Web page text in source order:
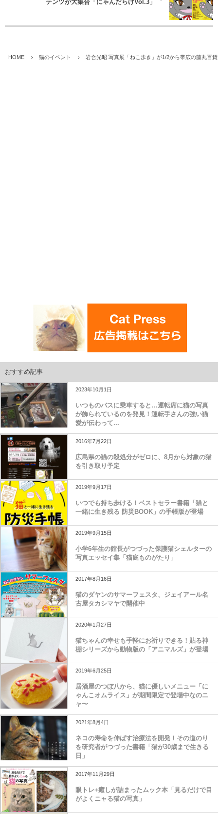
テンツが大集合「にゃんだらけVol.3」
HOME 猫のイベント 岩合光昭 写真展「ねこ歩き」が1/2から帯広の藤丸百
おすすめ記事
2023年10月1日
いつものバスに乗車すると…運転席に猫の写真
が飾られているのを発見！運転手さんの強い猫
愛が伝わって...
2016年7月22日
広島県の猫の殺処分がゼロに、8月から対象の猫
を引き取り予定
2019年9月17日
いつでも持ち歩ける！ベストセラー書籍「猫と
一緒に生き残る 防災BOOK」の手帳版が登場
2019年9月15日
小学6年生の館長がつづった保護猫シェルターの
写真エッセイ集「猫庭ものがたり」
2017年8月16日
猫のダヤンのサマーフェスタ、ジェイアール名
古屋タカシマヤで開催中
2020年1月27日
猫ちゃんの幸せも手軽にお祈りできる！貼る神
棚シリーズから動物版の「アニマルズ」が登場
2019年6月25日
居酒屋のつぼ八から、猫に優しいメニュー「に
ゃんこオムライス」が期間限定で登場中なのニ
ャ〜
2021年8月4日
ネコの寿命を伸ばす治療法を開発！その道のり
を研究者がつづった書籍「猫が30歳まで生きる
日」
2017年11月29日
眼トレ+癒しが詰まったムック本「見るだけで目
がよくニャる猫の写真」